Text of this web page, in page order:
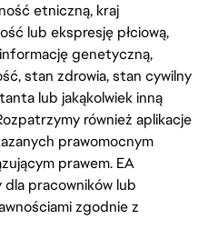
etniczną, kraj
lub ekspresję płciową,
genetyczną,
stan zdrowia, stan cywilny
lub jakąkolwiek inną
również aplikacje
prawomocnym
prawem. EA
pracowników lub
zgodnie z